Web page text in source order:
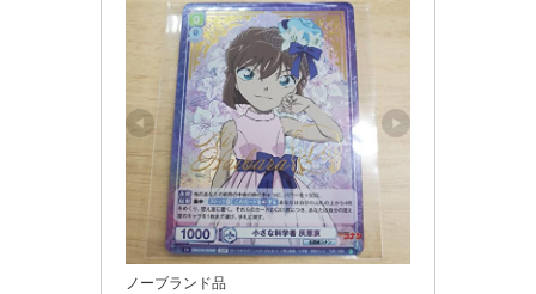
ノーブランド品